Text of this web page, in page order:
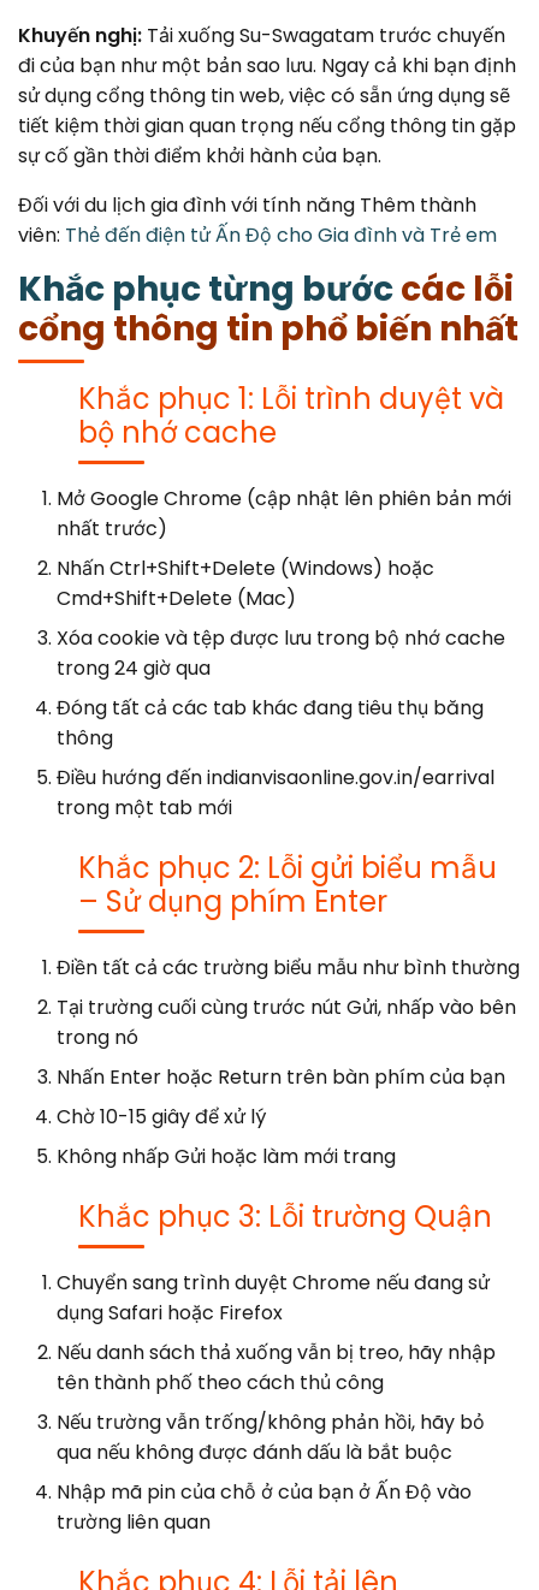
Khuyến nghị: Tải xuống Su-Swagatam trước chuyến
đi của bạn như một bản sao lưu. Ngay cả khi bạn định
sử dụng cổng thông tin web, việc có sẵn ứng dụng sẽ
tiết kiệm thời gian quan trọng nếu cổng thông tin gặp
sự cố gần thời điểm khởi hành của bạn.
Đối với du lịch gia đình với tính năng Thêm thành
viên: Thẻ đến điện tử Ấn Độ cho Gia đình và Trẻ em
Khắc phục từng bướccác lỗi
cổng thông tin phổ biến nhất
Khắc phục 1: Lỗi trình duyệt và
bộ nhớ cache
Mở Google Chrome (cập nhật lên phiên bản mới
nhất trước)
Nhấn Ctrl+Shift+Delete (Windows) hoặc
Cmd+Shift+Delete (Mac)
Xóa cookie và tệp được lưu trong bộ nhớ cache
trong 24 giờ qua
Đóng tất cả các tab khác đang tiêu thụ băng
thông
Điều hướng đến indianvisaonline.gov.in/earrival
trong một tab mới
Khắc phục 2: Lỗi gửi biểu mẫu
– Sử dụng phím Enter
Điền tất cả các trường biểu mẫu như bình thường
Tại trường cuối cùng trước nút Gửi, nhấp vào bên
trong nó
Nhấn Enter hoặc Return trên bàn phím của bạn
Chờ 10-15 giây để xử lý
Không nhấp Gửi hoặc làm mới trang
Khắc phục 3: Lỗi trường Quận
Chuyển sang trình duyệt Chrome nếu đang sử
dụng Safari hoặc Firefox
Nếu danh sách thả xuống vẫn bị treo, hãy nhập
tên thành phố theo cách thủ công
Nếu trường vẫn trống/không phản hồi, hãy bỏ
qua nếu không được đánh dấu là bắt buộc
Nhập mã pin của chỗ ở của bạn ở Ấn Độ vào
trường liên quan
Khắc phục 4: Lỗi tải lên